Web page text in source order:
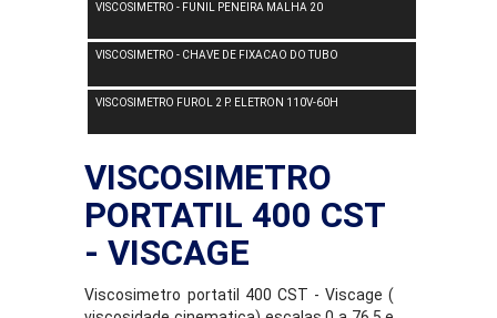
VISCOSIMETRO - FUNIL PENEIRA MALHA 20
VISCOSIMETRO - CHAVE DE FIXACAO DO TUBO
VISCOSIMETRO FUROL 2 P. ELETRON 110V-60H
VISCOSIMETRO
PORTATIL 400 CST
- VISCAGE
Viscosimetro portatil 400 CST - Viscage (